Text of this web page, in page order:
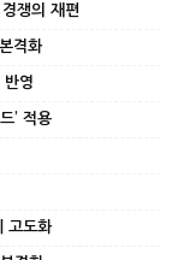
쟁의 재편
격화
영
’ 적용
고도화